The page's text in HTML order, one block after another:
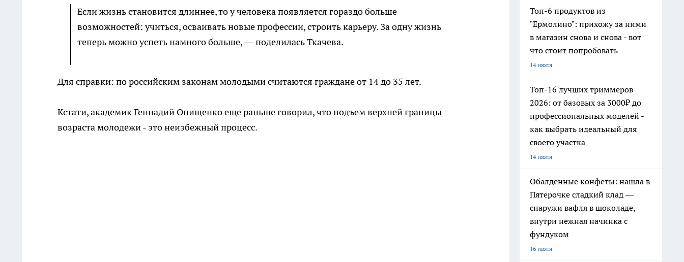
Если жизнь становится длиннее, то у человека появляется гораздо больше
возможностей: учиться, осваивать новые профессии, строить карьеру. За одну жизнь
теперь можно успеть намного больше, — поделилась Ткачева.
Для справки: по российским законам молодыми считаются граждане от 14 до 35 лет.
Кстати, академик Геннадий Онищенко еще раньше говорил, что подъем верхней границы
возраста молодежи - это неизбежный процесс.
Топ-6 продуктов из
"Ермолино": прихожу за ними
в магазин снова и снова - вот
что стоит попробовать
14 июля
Топ-16 лучших триммеров
2026: от базовых за 3000₽ до
профессиональных моделей -
как выбрать идеальный для
своего участка
14 июля
Обалденные конфеты: нашла в
Пятерочке сладкий клад —
снаружи вафля в шоколаде,
внутри нежная начинка с
фундуком
16 июля